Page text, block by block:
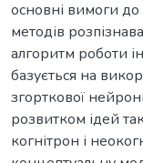
основні вимоги до
методів
алгоритм роботи
базується на
згорткової
розвитком ідей
когнітрон і